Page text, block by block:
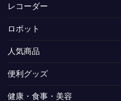
レコーダー
ロボット
人気商品
便利グッズ
健康・食事・美容